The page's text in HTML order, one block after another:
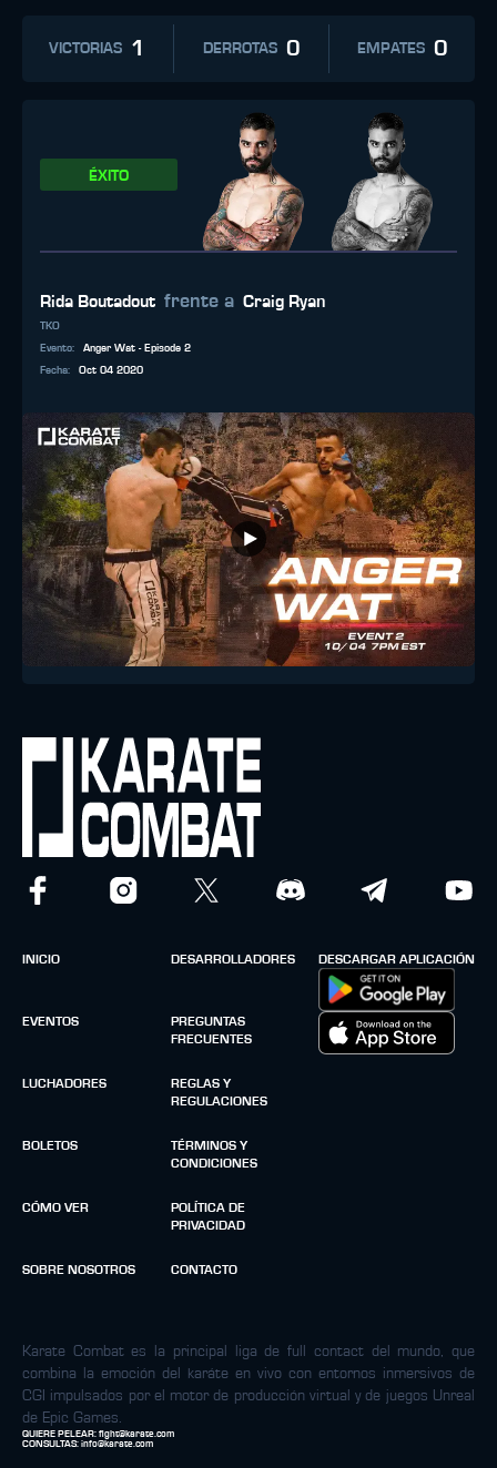
VICTORIAS 1 DERROTAS 0 EMPATES 0
ÉXITO
Rida Boutadout frente a Craig Ryan
TKO
Evento:
Anger Wat - Episode 2
Fecha: Oct 04 2020
INICIO
EVENTOS
LUCHADORES
BOLETOS
CÓMO VER
SOBRE NOSOTROS
DESARROLLADORES
PREGUNTAS
FRECUENTES
REGLAS Y
REGULACIONES
TÉRMINOS Y
CONDICIONES
POLÍTICA DE
PRIVACIDAD
CONTACTO
DESCARGAR APLICACIÓN
Karate Combat es la principal liga de full contact del mundo, que
combina la emoción del karáte en vivo con entornos inmersivos de
CGI impulsados por el motor de producción virtual y de juegos Unreal
de Epic Games.
QUIERE PELEAR: fight@karate.com
CONSULTAS: info@karate.com